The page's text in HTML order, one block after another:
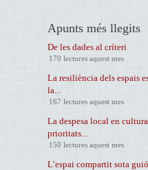
Apunts més llegits
De les dades al críteri
170 lectures aquest mes
La resiliència dels espais
la...
167 lectures aquest mes
La despesa local en
prioritats...
150 lectures aquest mes
L’espai compartit sota guió